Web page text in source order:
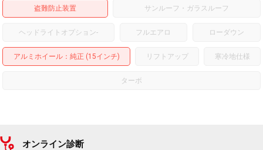
盗難防止装置 サンルーフ・ガラスルーフ
ヘッドライトオプション- フルエアロ ローダウン
アルミホイール：純正 (15インチ) リフトアップ 寒冷地仕様
ターボ
オンライン診断